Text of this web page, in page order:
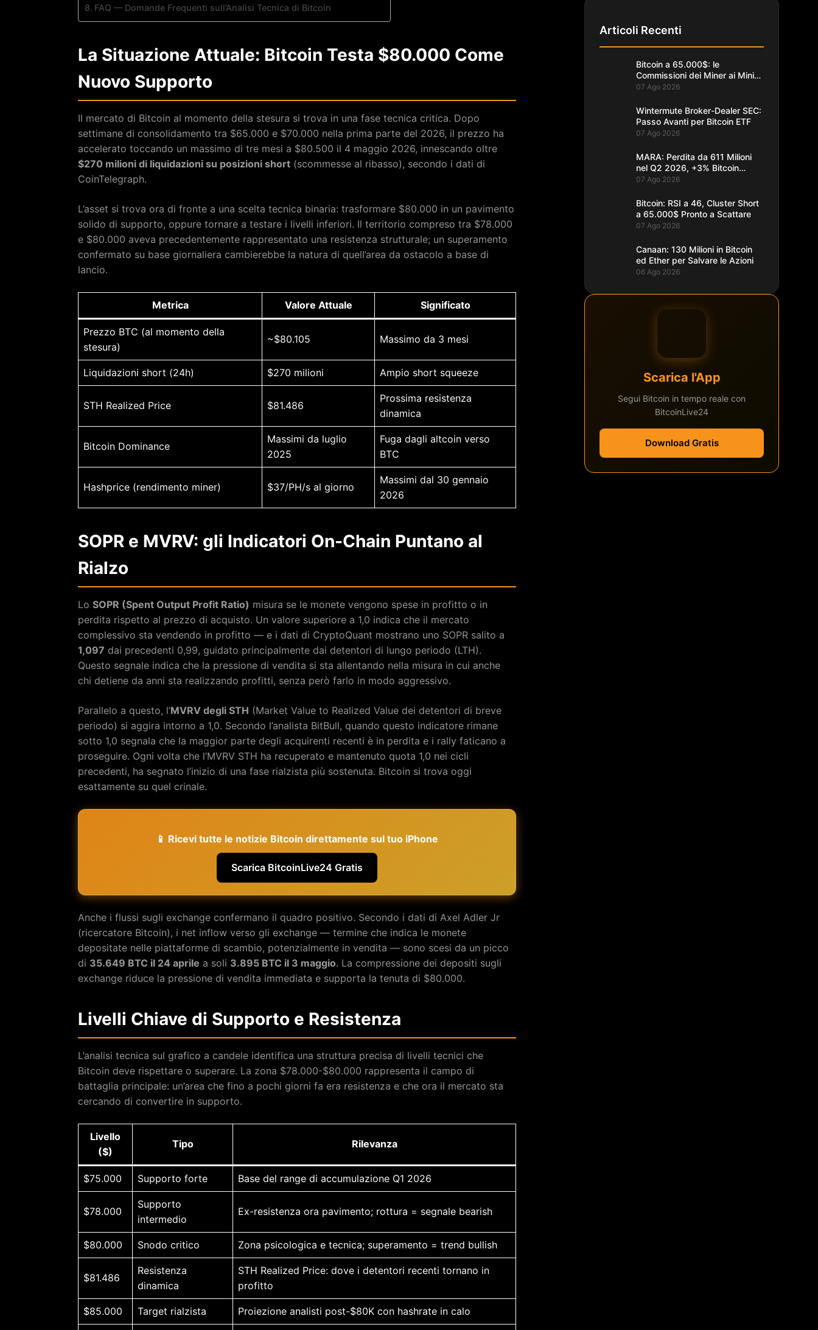
FAQ — Domande Frequenti sull’Analisi Tecnica di Bitcoin
La Situazione Attuale: Bitcoin Testa $80.000 Come
Nuovo Supporto
Il mercato di Bitcoin al momento della stesura si trova in una fase tecnica critica. Dopo
settimane di consolidamento tra $65.000 e $70.000 nella prima parte del 2026, il prezzo ha
accelerato toccando un massimo di tre mesi a $80.500 il 4 maggio 2026, innescando oltre
$270 milioni di liquidazioni su posizioni short (scommesse al ribasso), secondo i dati di
CoinTelegraph.
L’asset si trova ora di fronte a una scelta tecnica binaria: trasformare $80.000 in un pavimento
solido di supporto, oppure tornare a testare i livelli inferiori. Il territorio compreso tra $78.000
e $80.000 aveva precedentemente rappresentato una resistenza strutturale; un superamento
confermato su base giornaliera cambierebbe la natura di quell’area da ostacolo a base di
lancio.
Metrica Valore Attuale Significato
Prezzo BTC (al momento della
stesura)
~$80.105 Massimo da 3 mesi
Liquidazioni short (24h) $270 milioni Ampio short squeeze
STH Realized Price $81.486
Prossima resistenza
dinamica
Bitcoin Dominance
Massimi da luglio
2025
Fuga dagli altcoin verso
BTC
Hashprice (rendimento miner) $37/PH/s al giorno
Massimi dal 30 gennaio
2026
SOPR e MVRV: gli Indicatori On-Chain Puntano al
Rialzo
Lo SOPR (Spent Output Profit Ratio) misura se le monete vengono spese in profitto o in
perdita rispetto al prezzo di acquisto. Un valore superiore a 1,0 indica che il mercato
complessivo sta vendendo in profitto — e i dati di CryptoQuant mostrano uno SOPR salito a
1,097 dai precedenti 0,99, guidato principalmente dai detentori di lungo periodo (LTH).
Questo segnale indica che la pressione di vendita si sta allentando nella misura in cui anche
chi detiene da anni sta realizzando profitti, senza però farlo in modo aggressivo.
Parallelo a questo, l’MVRV degli STH (Market Value to Realized Value dei detentori di breve
periodo) si aggira intorno a 1,0. Secondo l’analista BitBull, quando questo indicatore rimane
sotto 1,0 segnala che la maggior parte degli acquirenti recenti è in perdita e i rally faticano a
proseguire. Ogni volta che l’MVRV STH ha recuperato e mantenuto quota 1,0 nei cicli
precedenti, ha segnato l’inizio di una fase rialzista più sostenuta. Bitcoin si trova oggi
esattamente su quel crinale.
📱 Ricevi tutte le notizie Bitcoin direttamente sul tuo iPhone
Scarica BitcoinLive24 Gratis
Anche i flussi sugli exchange confermano il quadro positivo. Secondo i dati di Axel Adler Jr
(ricercatore Bitcoin), i net inflow verso gli exchange — termine che indica le monete
depositate nelle piattaforme di scambio, potenzialmente in vendita — sono scesi da un picco
di 35.649 BTC il 24 aprile a soli 3.895 BTC il 3 maggio. La compressione dei depositi sugli
exchange riduce la pressione di vendita immediata e supporta la tenuta di $80.000.
Livelli Chiave di Supporto e Resistenza
L’analisi tecnica sul grafico a candele identifica una struttura precisa di livelli tecnici che
Bitcoin deve rispettare o superare. La zona $78.000-$80.000 rappresenta il campo di
battaglia principale: un’area che fino a pochi giorni fa era resistenza e che ora il mercato sta
cercando di convertire in supporto.
Livello
($)
Tipo Rilevanza
$75.000 Supporto forte Base del range di accumulazione Q1 2026
$78.000
Supporto
intermedio
Ex-resistenza ora pavimento; rottura = segnale bearish
$80.000 Snodo critico Zona psicologica e tecnica; superamento = trend bullish
$81.486
Resistenza
dinamica
STH Realized Price: dove i detentori recenti tornano in
profitto
$85.000 Target rialzista Proiezione analisti post-$80K con hashrate in calo
Articoli Recenti
Bitcoin a 65.000$: le
Commissioni dei Miner ai Minimi
da un Decennio
07 Ago 2026
Wintermute Broker-Dealer SEC:
Passo Avanti per Bitcoin ETF
07 Ago 2026
MARA: Perdita da 611 Milioni
nel Q2 2026, +3% Bitcoin
Minati
07 Ago 2026
Bitcoin: RSI a 46, Cluster Short
a 65.000$ Pronto a Scattare
07 Ago 2026
Canaan: 130 Milioni in Bitcoin
ed Ether per Salvare le Azioni
06 Ago 2026
Scarica l'App
Segui Bitcoin in tempo reale con
BitcoinLive24
Download Gratis